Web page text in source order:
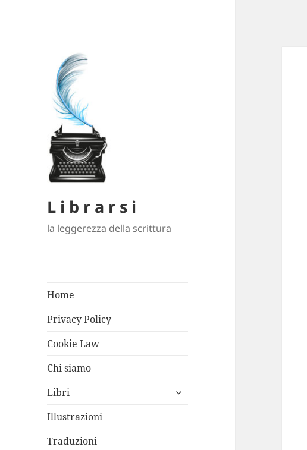
L i b r a r s i
la leggerezza della scrittura
Home
Privacy Policy
Cookie Law
Chi siamo
Libri
apri
Illustrazioni
Traduzioni